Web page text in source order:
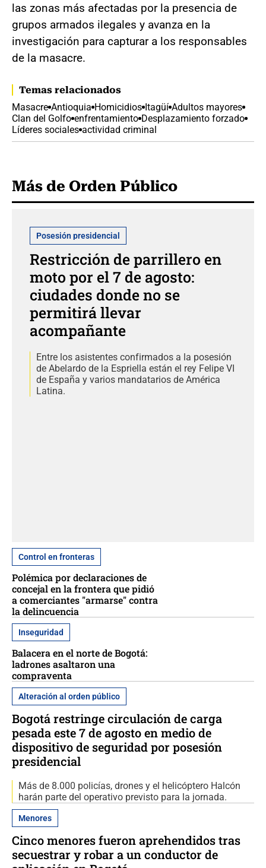
las zonas más afectadas por la presencia de
grupos armados ilegales y avanza en la
investigación para capturar a los responsables
de la masacre.
Temas relacionados
Masacre Antioquia Homicidios Itagüí Adultos mayores
Clan del Golfo enfrentamiento Desplazamiento forzado
Líderes sociales actividad criminal
Más de Orden Público
Posesión presidencial
Restricción de parrillero en
moto por el 7 de agosto:
ciudades donde no se
permitirá llevar
acompañante
Entre los asistentes confirmados a la posesión
de Abelardo de la Espriella están el rey Felipe VI
de España y varios mandatarios de América
Latina.
Control en fronteras
Polémica por declaraciones de
concejal en la frontera que pidió
a comerciantes "armarse" contra
la delincuencia
Inseguridad
Balacera en el norte de Bogotá:
ladrones asaltaron una
compraventa
Alteración al orden público
Bogotá restringe circulación de carga
pesada este 7 de agosto en medio de
dispositivo de seguridad por posesión
presidencial
Más de 8.000 policías, drones y el helicóptero Halcón
harán parte del operativo previsto para la jornada.
Menores
Cinco menores fueron aprehendidos tras
secuestrar y robar a un conductor de